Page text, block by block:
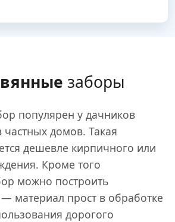
заборы
популярен у дачников
частных домов. Такая
дешевле кирпичного или
Кроме того
можно построить
материал прост в обработке
дорогого